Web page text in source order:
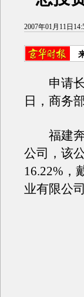
2007年01月11日
申请长
日，商务
福建奔
公司，该
16.22%，
业有限公